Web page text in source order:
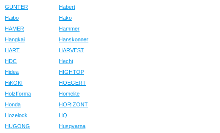
GUNTER
Habert
Haibo
Hako
HAMER
Hammer
Hangkai
Hanskonner
HART
HARVEST
HDC
Hecht
Hidea
HIGHTOP
HiKOKI
HOEGERT
Holzfforma
Homelite
Honda
HORIZONT
Hozelock
HQ
HUGONG
Husqvarna